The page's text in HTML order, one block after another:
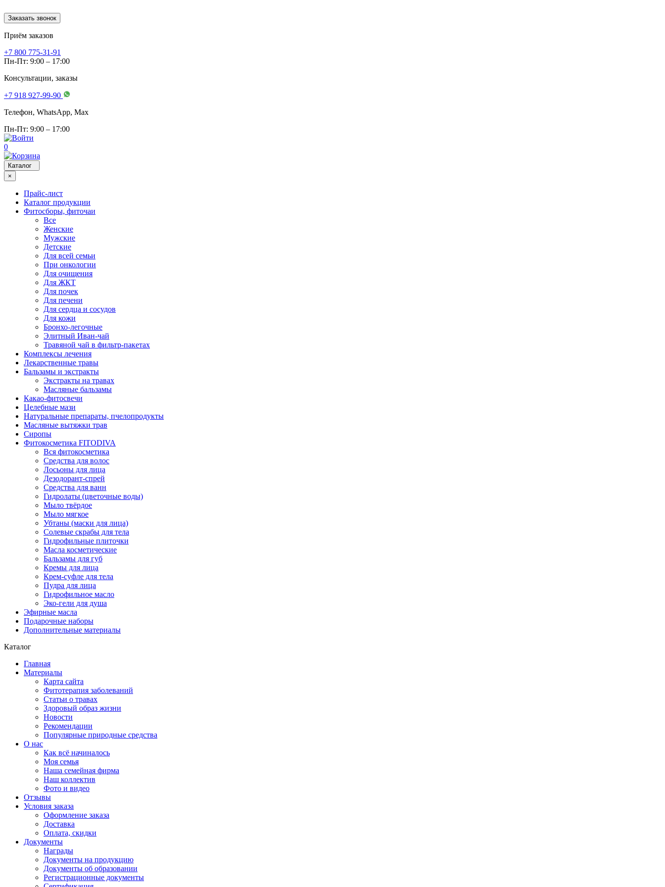
Заказать звонок
Приём заказов
+7 800 775-31-91
Пн-Пт: 9:00 – 17:00
Консультации, заказы
+7 918 927-99-90
Телефон, WhatsApp, Мах
Пн-Пт: 9:00 – 17:00
0
Каталог
×
Прайс-лист
Каталог продукции
Фитосборы, фиточаи
Все
Женские
Мужские
Детские
Для всей семьи
При онкологии
Для очищения
Для ЖКТ
Для почек
Для печени
Для сердца и сосудов
Для кожи
Бронхо-легочные
Элитный Иван-чай
Травяной чай в фильтр-пакетах
Комплексы лечения
Лекарственные травы
Бальзамы и экстракты
Экстракты на травах
Масляные бальзамы
Какао-фитосвечи
Целебные мази
Натуральные препараты, пчелопродукты
Масляные вытяжки трав
Сиропы
Фитокосметика FITODIVA
Вся фитокосметика
Средства для волос
Лосьоны для лица
Дезодорант-спрей
Средства для ванн
Гидролаты (цветочные воды)
Мыло твёрдое
Мыло мягкое
Убтаны (маски для лица)
Солевые скрабы для тела
Гидрофильные плиточки
Масла косметические
Бальзамы для губ
Кремы для лица
Крем-суфле для тела
Пудра для лица
Гидрофильное масло
Эко-гели для душа
Эфирные масла
Подарочные наборы
Дополнительные материалы
Каталог
Главная
Материалы
Карта сайта
Фитотерапия заболеваний
Статьи о травах
Здоровый образ жизни
Новости
Рекомендации
Популярные природные средства
О нас
Как всё начиналось
Моя семья
Наша семейная фирма
Наш коллектив
Фото и видео
Отзывы
Условия заказа
Оформление заказа
Доставка
Оплата, скидки
Документы
Награды
Документы на продукцию
Документы об образовании
Регистрационные документы